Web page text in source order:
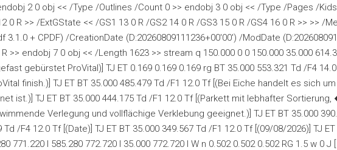
2 0 obj << /Type /Outlines /Count 0 >> endobj 3 0 obj << /Type /Pages /
R >> /ExtGState << /GS1 13 0 R /GS2 14 0 R /GS3 15 0 R /GS4 16 0 R >> >> /
+ CPDF) /CreationDate (D:20260809111236+00'00') /ModDate
>> endobj 7 0 obj << /Length 1623 >> stream q 150.000 0 0 150.000 35.000
gebürstet ProVital)] TJ ET 0.169 0.169 0.169 rg BT 35.000 553.321 Td /F4
finish.)] TJ ET BT 35.000 485.479 Td /F1 12.0 Tf [(Bei Eiche handelt es sich
ist.)] TJ ET BT 35.000 444.175 Td /F1 12.0 Tf [(Parkett mit lebhafter
Verlegung und vollflächige Verklebung geeignet.)] TJ ET BT 35.000
/F4 12.0 Tf [(Date)] TJ ET BT 35.000 349.567 Td /F1 12.0 Tf [(09/08/2026)] TJ
771.220 l 585.280 772.720 l 35.000 772.720 l W n 0.502 0.502 0.502 RG 1.5 w 0 J